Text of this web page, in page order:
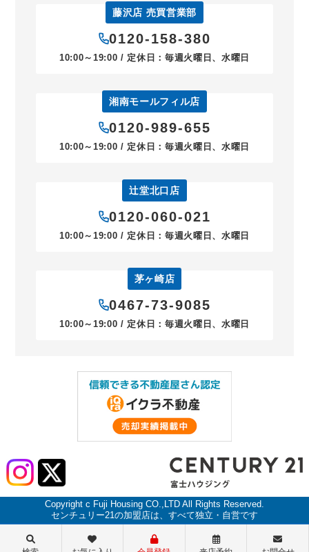
藤沢店 売買営業部
0120-158-380
10:00～19:00 / 定休日：毎週火曜日、水曜日
湘南モールフィル店
0120-989-655
10:00～19:00 / 定休日：毎週火曜日、水曜日
辻堂北口店
0120-060-021
10:00～19:00 / 定休日：毎週火曜日、水曜日
茅ヶ崎店
0467-73-9085
10:00～19:00 / 定休日：毎週火曜日、水曜日
Copyright c Fuji Housing CO.,LTD All Rights Reserved.
センチュリー21の加盟店は、すべて独立・自営です